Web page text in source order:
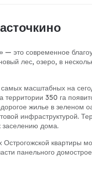
— это современное
лес, озеро, в
масштабных на
350 га
жилье в зеленом
инфраструктурой.
заселению дома.
квартиры
панельного